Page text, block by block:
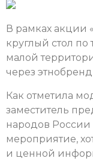
В рамках акции
круглый стол
малой
через
Как отметила
заместитель
народов России
мероприятие,
и ценной